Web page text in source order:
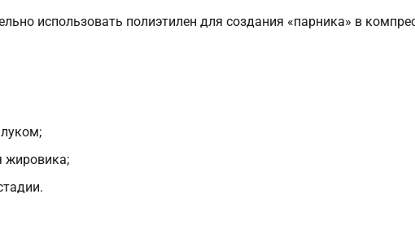
использовать полиэтилен для создания «парника» в
жировика;